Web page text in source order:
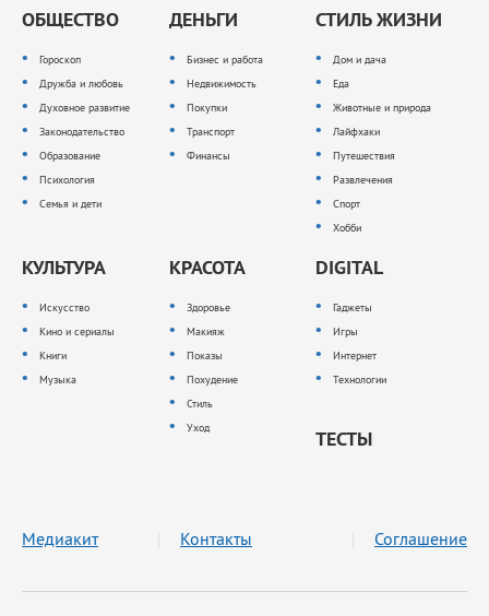
ОБЩЕСТВО
Гороскоп
Дружба и любовь
Духовное развитие
Законодательство
Образование
Психология
Семья и дети
ДЕНЬГИ
Бизнес и работа
Недвижимость
Покупки
Транспорт
Финансы
СТИЛЬ ЖИЗНИ
Дом и дача
Еда
Животные и природа
Лайфхаки
Путешествия
Развлечения
Спорт
Хобби
КУЛЬТУРА
Искусство
Кино и сериалы
Книги
Музыка
КРАСОТА
Здоровье
Макияж
Показы
Похудение
Стиль
Уход
DIGITAL
Гаджеты
Игры
Интернет
Технологии
ТЕСТЫ
Медиакит Контакты Соглашение